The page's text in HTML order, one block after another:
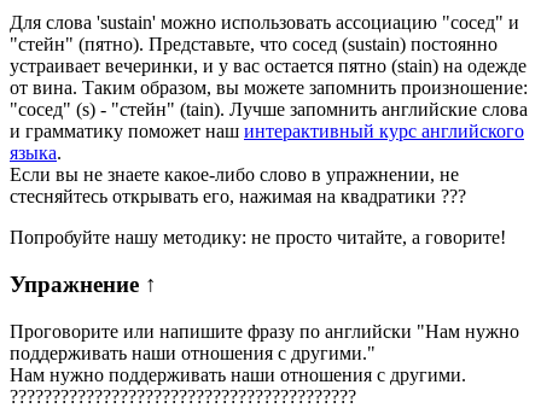
Для слова 'sustain' можно использовать ассоциацию "сосед" и
"стейн" (пятно). Представьте, что сосед (sustain) постоянно
устраивает вечеринки, и у вас остается пятно (stain) на одежде
от вина. Таким образом, вы можете запомнить произношение:
"сосед" (s) - "стейн" (tain). Лучше запомнить английские слова
и грамматику поможет наш интерактивный курс английского
языка.
Если вы не знаете какое-либо слово в упражнении, не
стесняйтесь открывать его, нажимая на квадратики ???
Попробуйте нашу методику: не просто читайте, а говорите!
Упражнение ↑
Проговорите или напишите фразу по английски "Нам нужно
поддерживать наши отношения с другими."
Нам нужно поддерживать наши отношения с другими.
?????????????????????????????????????????